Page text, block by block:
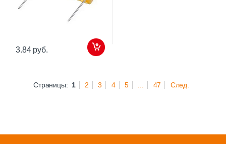
3.84 руб.
Страницы: 1 2 3 4 5 47 След.